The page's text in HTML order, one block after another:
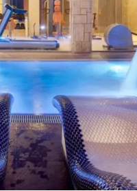
В
Ванна
Кондиционер:
фен
Минибар: за